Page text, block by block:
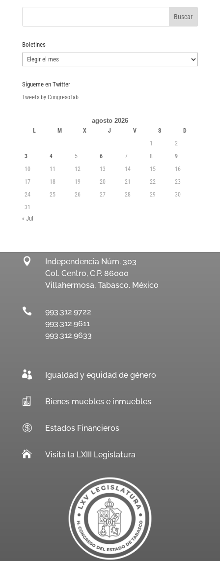
Boletines
Boletines
Sígueme en Twitter
Tweets by CongresoTab
agosto 2026
L M X J V S
D
1
2
3
4 5 6 7 8
9
10
11 12 13 14 15
16
17
18 19 20 21 22
23
24
25 26 27 28 29
30
31
« Jul

Independencia Núm. 303
Col. Centro, C.P. 86000
Villahermosa, Tabasco. México

993.312.9722
993.312.9611
993.312.9633
 Igualdad y equidad de género
 Bienes muebles e inmuebles
 Estados Financieros
 Visita la LXIII Legislatura